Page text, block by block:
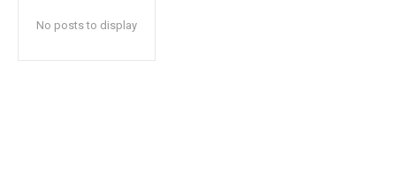
No posts to display